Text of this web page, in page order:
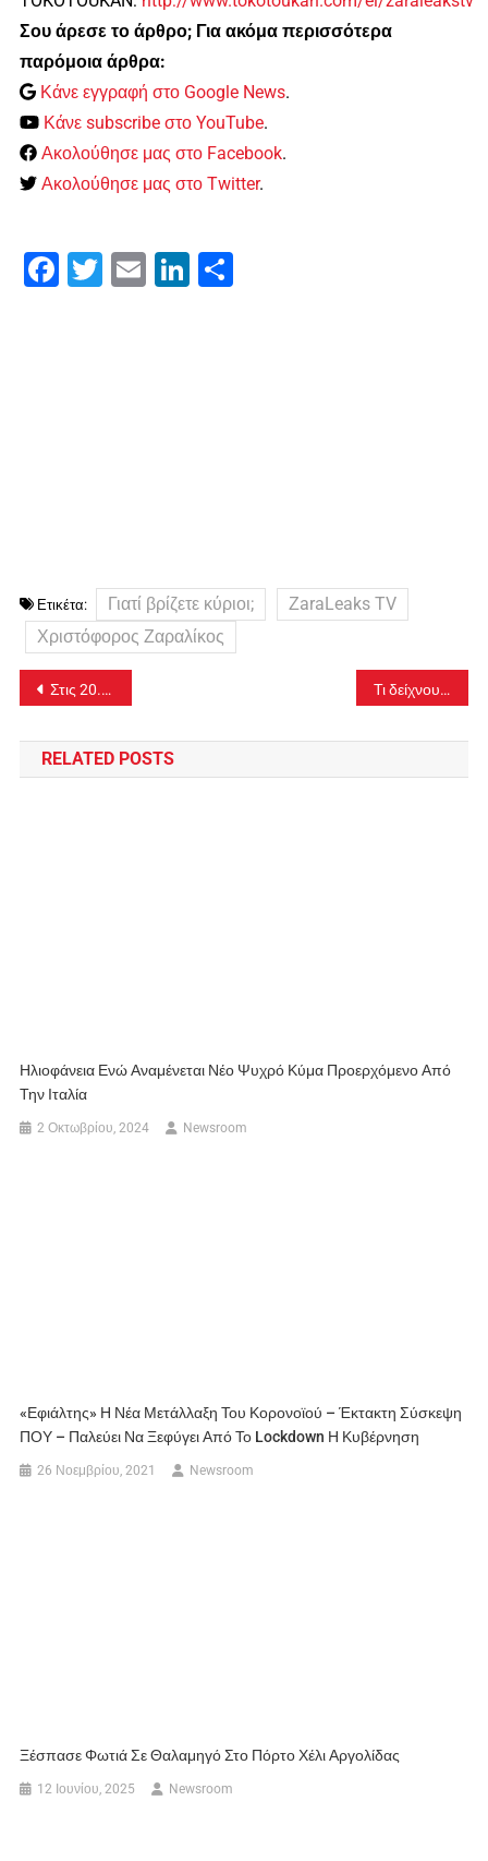
Σου άρεσε το άρθρο; Για ακόμα περισσότερα
παρόμοια άρθρα:
Κάνε εγγραφή στο Google News.
Κάνε subscribe στο YouTube.
Ακολούθησε μας στο Facebook.
Ακολούθησε μας στο Twitter.
Facebook
Twitter Email LinkedIn
Ετικέτα: Γιατί βρίζετε κύριοι;
ΖaraLeaks TV
Χριστόφορος Ζαραλίκος
Πλοήγηση
άρθρων
Στις 20.409 τα νέα κρούσματα – Στους 664 οι διασωληνωμένοι, 80 νέοι θάνατοι Τι δείχνουν τα στοιχεία του ΕΟΔΥ για την διασπορά των μεταλλάξεων στην Ελλάδα
RELATED POSTS
Ηλιοφάνεια Ενώ Αναμένεται Νέο Ψυχρό Κύμα Προερχόμενο Από
Την Ιταλία
2 Οκτωβρίου, 2024 Newsroom
«Εφιάλτης» Η Νέα Μετάλλαξη Του Κορονοϊού – Έκτακτη Σύσκεψη
ΠΟΥ – Παλεύει Να Ξεφύγει Από Το Lockdown Η Κυβέρνηση
26 Νοεμβρίου, 2021 Newsroom
Ξέσπασε Φωτιά Σε Θαλαμηγό Στο Πόρτο Χέλι Αργολίδας
12 Ιουνίου, 2025 Newsroom